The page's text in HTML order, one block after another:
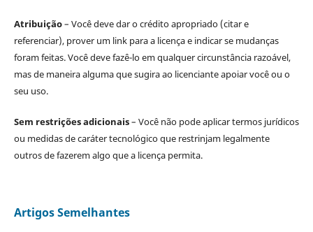
Atribuição– Você deve dar o crédito apropriado (citar e
referenciar), prover um link para a licença e indicar se mudanças
foram feitas. Você deve fazê-lo em qualquer circunstância razoável,
mas de maneira alguma que sugira ao licenciante apoiar você ou o
seu uso.
Sem restrições adicionais– Você não pode aplicar termos jurídicos
ou medidas de caráter tecnológico que restrinjam legalmente
outros de fazerem algo que a licença permita.
Artigos Semelhantes